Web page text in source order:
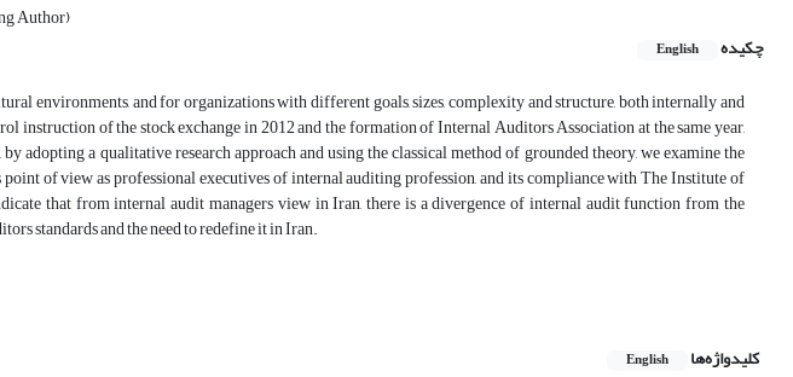
Author)
چکیده
English
environments, and for organizations with different goals, sizes, complexity and structure, both internally and
instruction of the stock exchange in 2012 and the formation of Internal Auditors Association at the same year,
adopting a qualitative research approach and using the classical method of grounded theory, we examine the
of view as professional executives of internal auditing profession, and its compliance with The Institute of
that from internal audit managers view in Iran, there is a divergence of internal audit function from the
standards and the need to redefine it in Iran.
کلیدواژه‌ها English